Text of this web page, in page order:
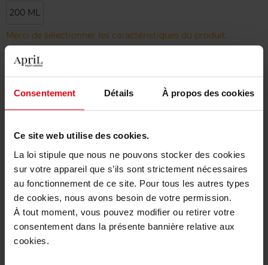
Consentement Détails À propos des cookies
Ce site web utilise des cookies.
La loi stipule que nous ne pouvons stocker des cookies
sur votre appareil que s’ils sont strictement nécessaires
au fonctionnement de ce site. Pour tous les autres types
de cookies, nous avons besoin de votre permission.
À tout moment, vous pouvez modifier ou retirer votre
consentement dans la présente bannière relative aux
cookies.
200 ML
Merci de sélectionner les caractéristiques du produit.
Livraison gratuite à partir de 50€
Description
Caractéristiques